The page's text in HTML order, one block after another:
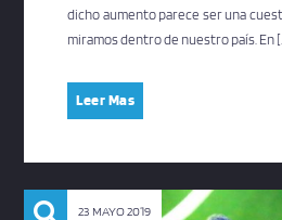
dicho aumento parece ser una
miramos dentro de nuestro país. En
Leer Mas
23 MAYO 2019